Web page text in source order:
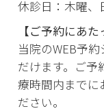
休診日：木曜、
【ご予約にあた
当院のWEB予
だけます。ご予
療時間内までに
ださい。